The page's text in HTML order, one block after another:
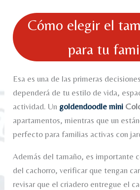
Cómo elegir el
para tu
Esa es una de las primeras
dependerá de tu estilo de vida,
actividad. Un goldendoodle mini
apartamentos, mientras que un
perfecto para familias activas con
Además del tamaño, es importante
del cachorro, verificar que tengan
revisar que el criadero entregue el